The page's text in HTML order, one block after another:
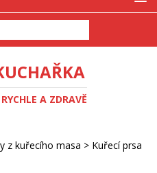
A ZDRAVĚ
z kuřecího masa > Kuřecí prsa